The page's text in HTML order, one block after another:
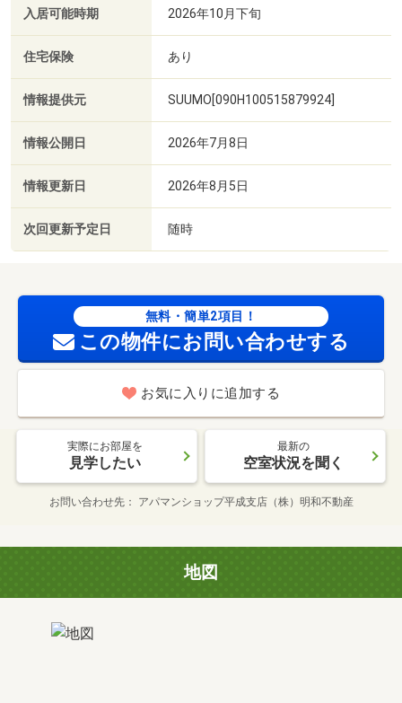
入居可能時期 2026年10月下旬
住宅保険 あり
情報提供元 SUUMO[090H100515879924]
情報公開日 2026年7月8日
情報更新日 2026年8月5日
次回更新予定日 随時
無料・簡単2項目！
この物件にお問い合わせする
お気に入りに追加する
実際にお部屋を
見学したい
最新の
空室状況を聞く
お問い合わせ先 アパマンショップ平成支店（株）明和不動産
地図